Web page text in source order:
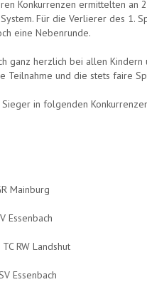
Konkurrenzen ermittelten an
Für die Verlierer des 1.
eine Nebenrunde.
ganz herzlich bei allen Kindern
Teilnahme und die stets faire
Sieger in folgenden
Mainburg
Essenbach
RW Landshut
Essenbach